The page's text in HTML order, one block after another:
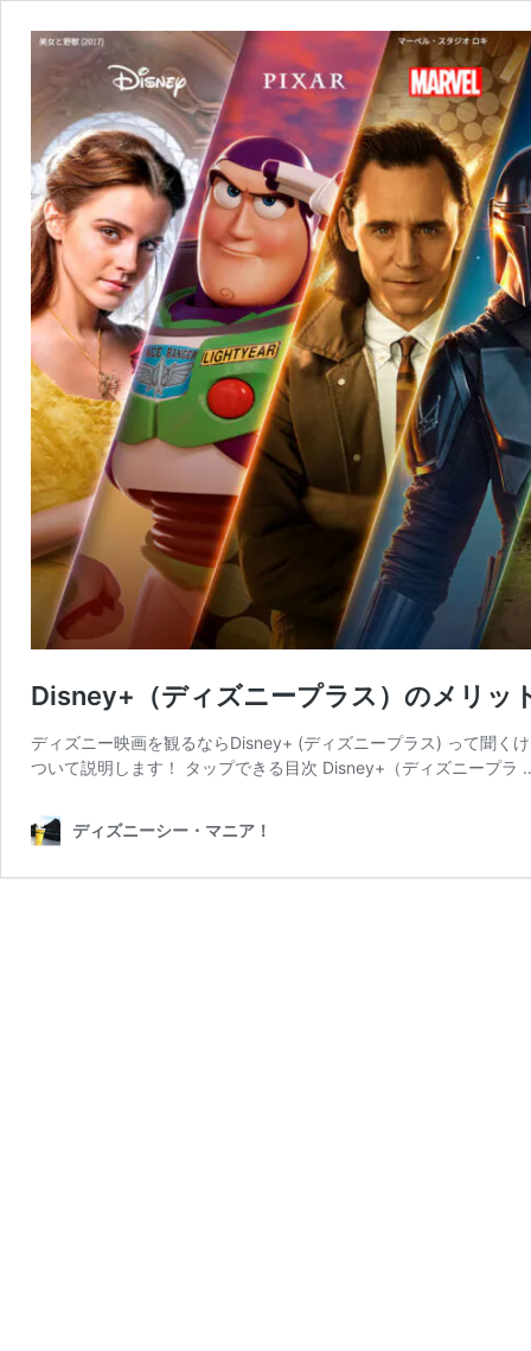
Disney+（ディズニープラス）のメリッ
ディズニー映画を観るならDisney+ (ディズニープラス) って聞く
ついて説明します！ タップできる目次 Disney+（ディズニープラ
ディズニーシー・マニア！